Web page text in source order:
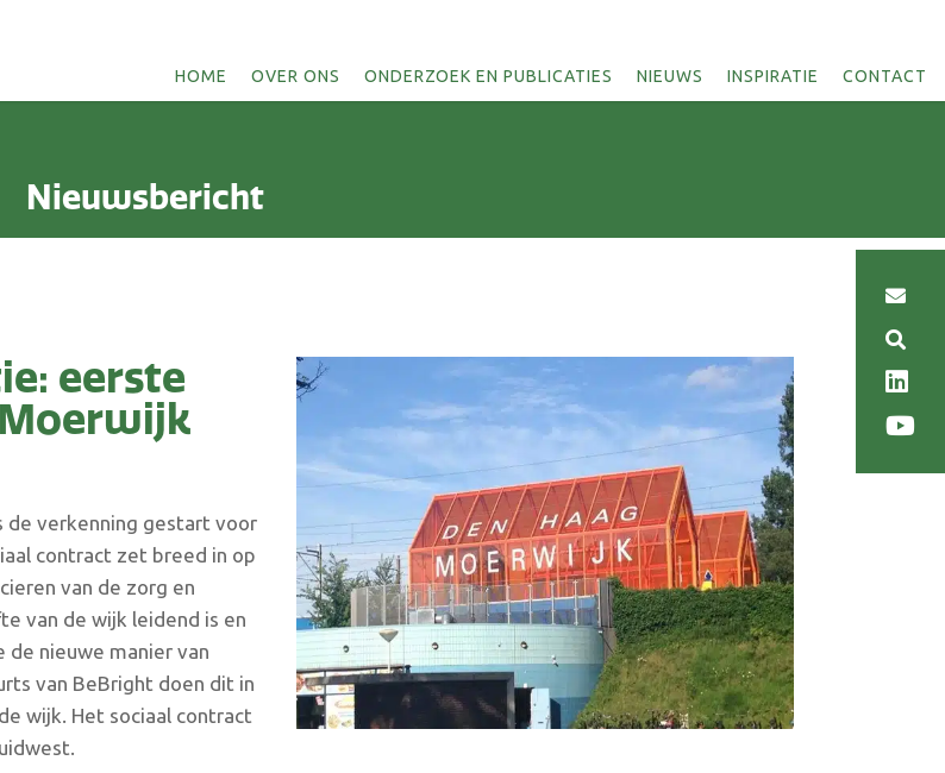
HOME OVER ONS ONDERZOEK EN PUBLICATIES NIEUWS INSPIRATIE CONTACT
Nieuwsbericht
eerste
de verkenning gestart voor
contract zet breed in op
van de zorg en
van de wijk leidend is en
nieuwe manier van
van BeBright doen dit in
wijk. Het sociaal contract